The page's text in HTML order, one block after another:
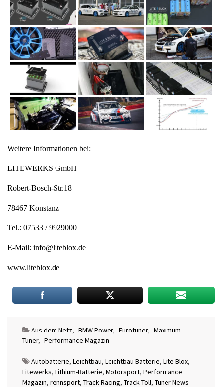
Weitere Informationen bei:
LITEWERKS GmbH
Robert-Bosch-Str.18
78467 Konstanz
Tel.: 07533 / 9929000
E-Mail: info@liteblox.de
www.liteblox.de
Aus dem Netz, BMW Power, Eurotuner, Maximum
Tuner, Performance Magazin
Autobatterie, Leichtbau, Leichtbau Batterie, Lite Blox,
Litewerks, Lithium-Batterie, Motorsport, Performance
Magazin, rennsport, Track Racing, Track Toll, Tuner News